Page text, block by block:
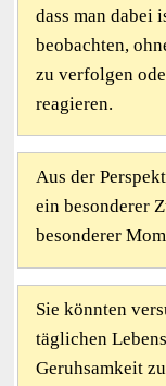
dass man dabei
beobachten,
zu verfolgen
reagieren.
Aus der
ein besonderer
besonderer
Sie könnten
täglichen
Geruhsamkeit